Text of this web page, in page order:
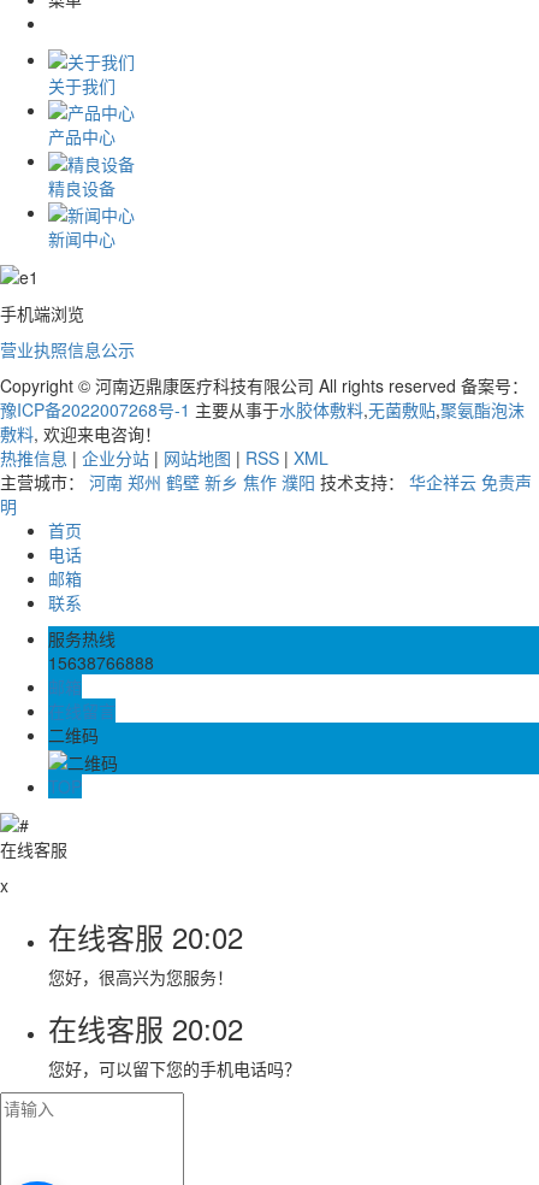
关于我们
产品中心
精良设备
新闻中心
手机端浏览
营业执照信息公示
Copyright © 河南迈鼎康医疗科技有限公司 All rights reserved 备案号：
豫ICP备2022007268号-1 主要从事于水胶体敷料,无菌敷贴,聚氨酯泡沫
敷料, 欢迎来电咨询！
热推信息 | 企业分站 | 网站地图 | RSS | XML
主营城市： 河南 郑州 鹤壁 新乡 焦作 濮阳 技术支持： 华企祥云 免责声
明
首页
电话
邮箱
联系
服务热线
15638766888
邮箱
在线留言
二维码
TOP
在线客服
x
在线客服 20:02
您好，很高兴为您服务！
在线客服 20:02
您好，可以留下您的手机电话吗？